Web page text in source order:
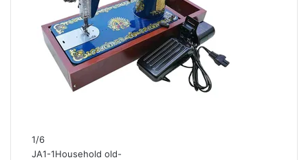
1/6
JA1-1Household old-